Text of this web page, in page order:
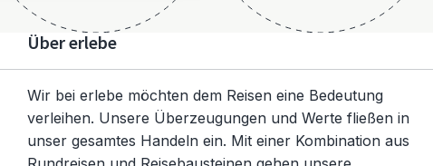
Über erlebe
Wir bei erlebe möchten dem Reisen eine Bedeutung
verleihen. Unsere Überzeugungen und Werte fließen in
unser gesamtes Handeln ein. Mit einer Kombination aus